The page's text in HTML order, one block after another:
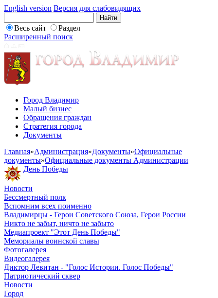
English version Версия для слабовидящих
Весь сайт
Раздел
Расширенный поиск
Город Владимир
Малый бизнес
Обращения граждан
Стратегия города
Документы
Главная»Администрация»Документы»Официальные
документы»Официальные документы Администрации
День Победы
Новости
Бессмертный полк
Вспомним всех поименно
Владимирцы - Герои Советского Союза, Герои России
Никто не забыт, ничто не забыто
Медиапроект "Этот День Победы"
Мемориалы воинской славы
Фотогалерея
Видеогалерея
Диктор Левитан - "Голос Истории. Голос Победы"
Патриотический сквер
Новости
Город